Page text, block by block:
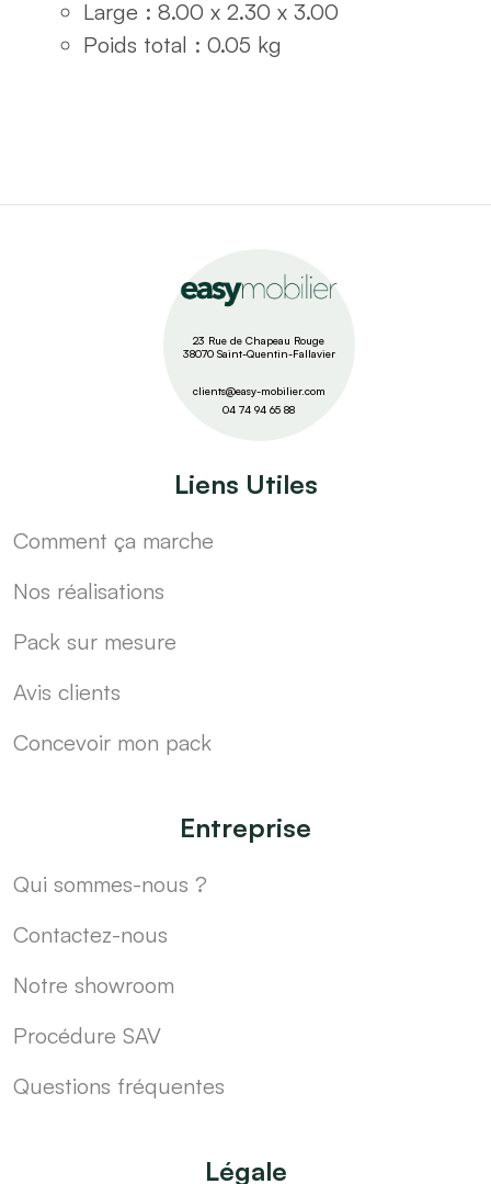
Large : 8.00 x 2.30 x 3.00
Poids total : 0.05 kg
23 Rue de Chapeau Rouge
38070 Saint-Quentin-Fallavier
clients@easy-mobilier.com
04 74 94 65 88
Liens Utiles
Comment ça marche
Nos réalisations
Pack sur mesure
Avis clients
Concevoir mon pack
Entreprise
Qui sommes-nous ?
Contactez-nous
Notre showroom
Procédure SAV
Questions fréquentes
Légale